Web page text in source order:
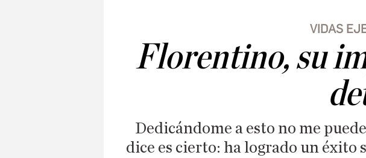
VIDAS
Florentino, su
Dedicándome a esto no me
dice es cierto: ha logrado un éxito